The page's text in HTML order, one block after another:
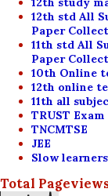
12th std All
Paper
11th std All
Paper
10th Online
12th online
11th all
TRUST
TNCMTSE
JEE
Slow
Total